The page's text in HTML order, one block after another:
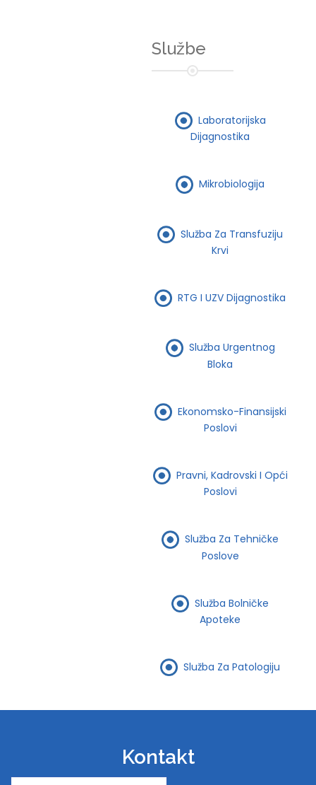
Službe
Laboratorijska
Dijagnostika
Mikrobiologija
Služba Za Transfuziju
Krvi
RTG I UZV Dijagnostika
Služba Urgentnog
Bloka
Ekonomsko-Finansijski
Poslovi
Pravni, Kadrovski I Opći
Poslovi
Služba Za Tehničke
Poslove
Služba Bolničke
Apoteke
Služba Za Patologiju
Kontakt